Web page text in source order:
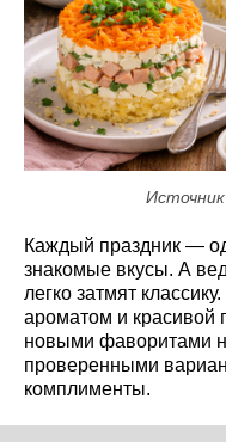
Каждый праздник —
знакомые вкусы. А
легко затмят
ароматом и красивой
новыми фаворитами
проверенными
комплименты.